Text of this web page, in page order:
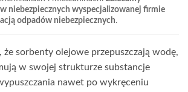
niebezpiecznych wyspecjalizowanej firmie
odpadów niebezpiecznych.
sorbenty olejowe przepuszczają wodę,
w swojej strukturze substancje
nawet po wykręceniu